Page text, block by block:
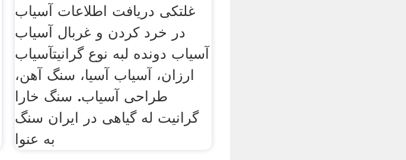
غلتکی دریافت اطلاعات آسیاب
در خرد کردن و غربال آسیاب
آسیاب دونده لبه نوع گرانیتآسیاب
ارزان، آسیاب آسیا، سنگ آهن،
طراحی آسیاب. سنگ خارا
گرانیت له گیاهی در ایران سنگ
به عنوا